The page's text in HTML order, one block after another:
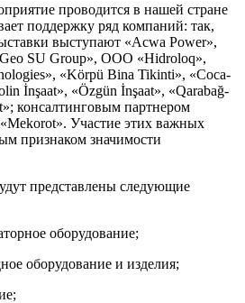
проводится в нашей стране
поддержку ряд компаний: так,
выступают «Acwa Power»,
SU Group», ООО «Hidroloq»,
«Körpü Bina Tikinti», «Coca-
İnşaat», «Özgün İnşaat», «Qarabağ-
консалтинговым партнером
Участие этих важных
признаком значимости
представлены следующие
оборудование;
оборудование и изделия;